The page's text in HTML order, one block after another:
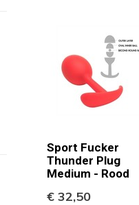
Sport Fucker
Thunder Plug
Medium - Rood
€ 32,50